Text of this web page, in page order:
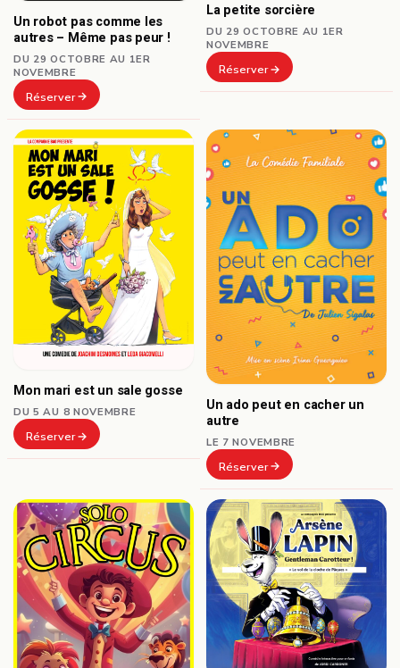
Un robot pas comme les
autres – Même pas peur !
DU 29 OCTOBRE AU 1ER
NOVEMBRE
Réserver
La petite sorcière
DU 29 OCTOBRE AU 1ER
NOVEMBRE
Réserver
Mon mari est un sale gosse
DU 5 AU 8 NOVEMBRE
Réserver
Un ado peut en cacher un
autre
LE 7 NOVEMBRE
Réserver